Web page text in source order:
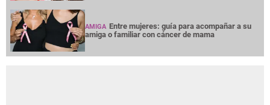
AMIGA Entre mujeres: guía para acompañar a su
amiga o familiar con cáncer de mama